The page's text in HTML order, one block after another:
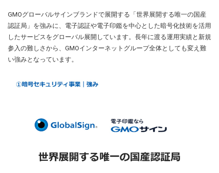
GMOグローバルサインブランドで展開する「世界展開する唯一の国産
認証局」を強みに、電子認証や電子印鑑を中心とした暗号化技術を活用
したサービスをグローバル展開しています。長年に渡る運用実績と新規
参入の難しさから、GMOインターネットグループ全体としても変え難
い強みとなっています。